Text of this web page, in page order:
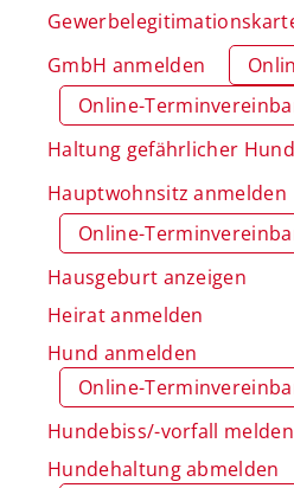
GmbH anmelden
Online-
Haltung gefährlicher
Hauptwohnsitz anmelden
Online-
Hausgeburt anzeigen
Heirat anmelden
Hund anmelden
Online-
Hundebiss/-vorfall melden
Hundehaltung abmelden